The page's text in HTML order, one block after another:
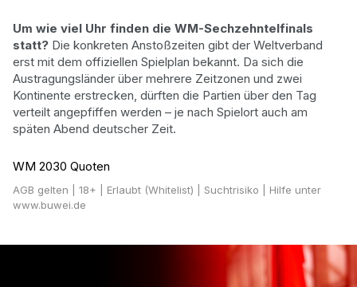
Um wie viel Uhr finden die WM-Sechzehntelfinals
statt? Die konkreten Anstoßzeiten gibt der Weltverband
erst mit dem offiziellen Spielplan bekannt. Da sich die
Austragungsländer über mehrere Zeitzonen und zwei
Kontinente erstrecken, dürften die Partien über den Tag
verteilt angepfiffen werden – je nach Spielort auch am
späten Abend deutscher Zeit.
WM 2030 Quoten
AGB gelten | 18+ | Erlaubt (Whitelist) | Suchtrisiko | Hilfe unter
www.buwei.de